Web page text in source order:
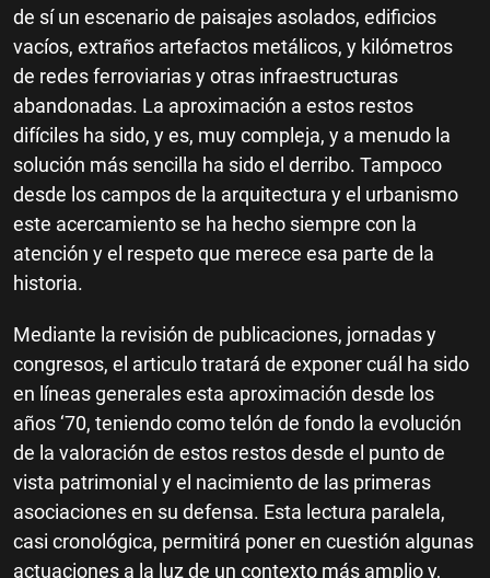
de sí un escenario de paisajes asolados, edificios
vacíos, extraños artefactos metálicos, y kilómetros
de redes ferroviarias y otras infraestructuras
abandonadas. La aproximación a estos restos
difíciles ha sido, y es, muy compleja, y a menudo la
solución más sencilla ha sido el derribo. Tampoco
desde los campos de la arquitectura y el urbanismo
este acercamiento se ha hecho siempre con la
atención y el respeto que merece esa parte de la
historia.
Mediante la revisión de publicaciones, jornadas y
congresos, el articulo tratará de exponer cuál ha sido
en líneas generales esta aproximación desde los
años ‘70, teniendo como telón de fondo la evolución
de la valoración de estos restos desde el punto de
vista patrimonial y el nacimiento de las primeras
asociaciones en su defensa. Esta lectura paralela,
casi cronológica, permitirá poner en cuestión algunas
actuaciones a la luz de un contexto más amplio y,